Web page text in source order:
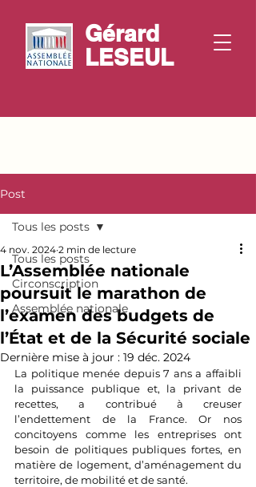
Gérard
LESEUL
Post
Tous les posts
Circonscription
Assemblée nationale
Tous les posts
L’Assemblée nationale
poursuit le marathon de
l’examen des budgets de
l’État et de la Sécurité sociale
4 nov. 2024 2 min de lecture
Dernière mise à jour : 19 déc. 2024
La politique menée depuis 7 ans a affaibli
la puissance publique et, la privant de
recettes, a contribué à creuser
l’endettement de la France. Or nos
concitoyens comme les entreprises ont
besoin de politiques publiques fortes, en
matière de logement, d’aménagement du
territoire, de mobilité et de santé.